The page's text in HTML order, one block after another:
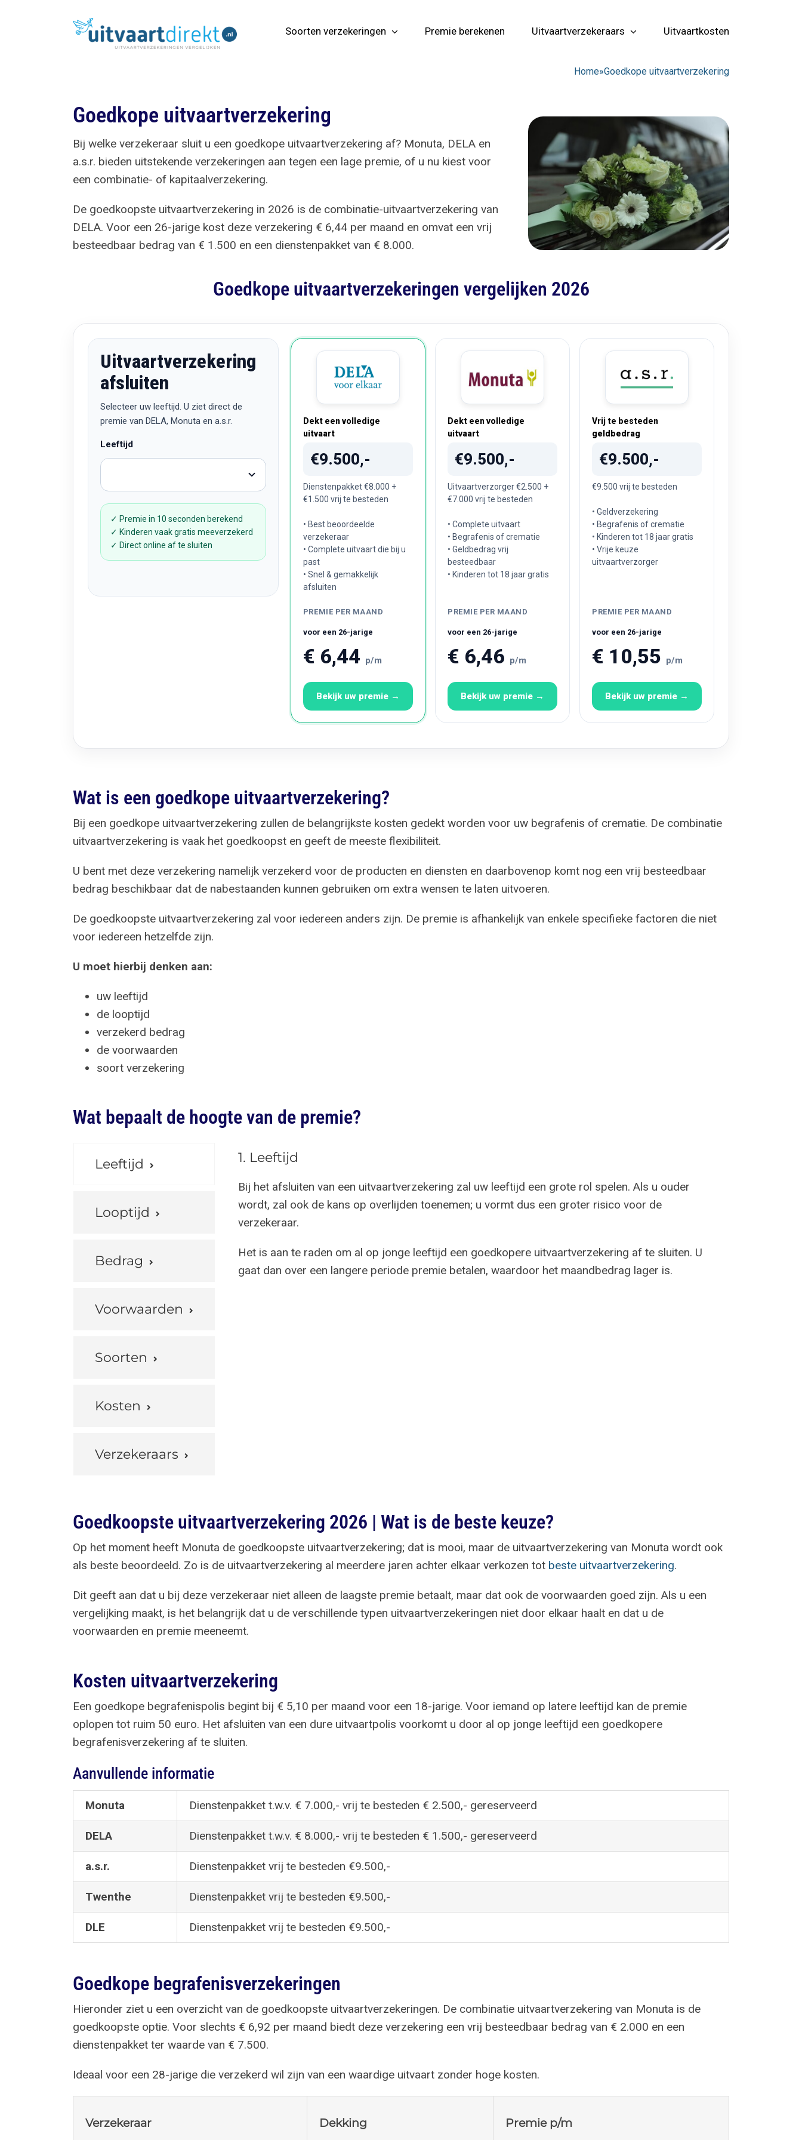
Soorten verzekeringen Premie berekenen Uitvaartverzekeraars Uitvaartkosten
Home»Goedkope uitvaartverzekering
Goedkope uitvaartverzekering
Bij welke verzekeraar sluit u een goedkope uitvaartverzekering af? Monuta, DELA en
a.s.r. bieden uitstekende verzekeringen aan tegen een lage premie, of u nu kiest voor
een combinatie- of kapitaalverzekering.
De goedkoopste uitvaartverzekering in 2026 is de combinatie-uitvaartverzekering van
DELA. Voor een 26-jarige kost deze verzekering € 6,44 per maand en omvat een vrij
besteedbaar bedrag van € 1.500 en een dienstenpakket van € 8.000.
Goedkope uitvaartverzekeringen vergelijken 2026
Uitvaartverzekering
afsluiten
Selecteer uw leeftijd. U ziet direct de
premie van DELA, Monuta en a.s.r.
Leeftijd
✓ Premie in 10 seconden berekend
✓ Kinderen vaak gratis meeverzekerd
✓ Direct online af te sluiten
Dekt een volledige
uitvaart
€9.500,-
Dienstenpakket €8.000 +
€1.500 vrij te besteden
• Best beoordeelde
verzekeraar
• Complete uitvaart die bij u
past
• Snel & gemakkelijk
afsluiten
PREMIE PER MAAND
voor een 26-jarige
€ 6,44 p/m
Bekijk uw premie →
Dekt een volledige
uitvaart
€9.500,-
Uitvaartverzorger €2.500 +
€7.000 vrij te besteden
• Complete uitvaart
• Begrafenis of crematie
• Geldbedrag vrij
besteedbaar
• Kinderen tot 18 jaar gratis
PREMIE PER MAAND
voor een 26-jarige
€ 6,46 p/m
Bekijk uw premie →
Vrij te besteden
geldbedrag
€9.500,-
€9.500 vrij te besteden
• Geldverzekering
• Begrafenis of crematie
• Kinderen tot 18 jaar gratis
• Vrije keuze
uitvaartverzorger
PREMIE PER MAAND
voor een 26-jarige
€ 10,55 p/m
Bekijk uw premie →
Wat is een goedkope uitvaartverzekering?
Bij een goedkope uitvaartverzekering zullen de belangrijkste kosten gedekt worden voor uw begrafenis of crematie. De combinatie
uitvaartverzekering is vaak het goedkoopst en geeft de meeste flexibiliteit.
U bent met deze verzekering namelijk verzekerd voor de producten en diensten en daarbovenop komt nog een vrij besteedbaar
bedrag beschikbaar dat de nabestaanden kunnen gebruiken om extra wensen te laten uitvoeren.
De goedkoopste uitvaartverzekering zal voor iedereen anders zijn. De premie is afhankelijk van enkele specifieke factoren die niet
voor iedereen hetzelfde zijn.
U moet hierbij denken aan:
uw leeftijd
de looptijd
verzekerd bedrag
de voorwaarden
soort verzekering
Wat bepaalt de hoogte van de premie?
Leeftijd
Looptijd
Bedrag
Voorwaarden
Soorten
Kosten
Verzekeraars
1. Leeftijd
Bij het afsluiten van een uitvaartverzekering zal uw leeftijd een grote rol spelen. Als u ouder
wordt, zal ook de kans op overlijden toenemen; u vormt dus een groter risico voor de
verzekeraar.
Het is aan te raden om al op jonge leeftijd een goedkopere uitvaartverzekering af te sluiten. U
gaat dan over een langere periode premie betalen, waardoor het maandbedrag lager is.
Goedkoopste uitvaartverzekering 2026 | Wat is de beste keuze?
Op het moment heeft Monuta de goedkoopste uitvaartverzekering; dat is mooi, maar de uitvaartverzekering van Monuta wordt ook
als beste beoordeeld. Zo is de uitvaartverzekering al meerdere jaren achter elkaar verkozen tot beste uitvaartverzekering.
Dit geeft aan dat u bij deze verzekeraar niet alleen de laagste premie betaalt, maar dat ook de voorwaarden goed zijn. Als u een
vergelijking maakt, is het belangrijk dat u de verschillende typen uitvaartverzekeringen niet door elkaar haalt en dat u de
voorwaarden en premie meeneemt.
Kosten uitvaartverzekering
Een goedkope begrafenispolis begint bij € 5,10 per maand voor een 18-jarige. Voor iemand op latere leeftijd kan de premie
oplopen tot ruim 50 euro. Het afsluiten van een dure uitvaartpolis voorkomt u door al op jonge leeftijd een goedkopere
begrafenisverzekering af te sluiten.
Aanvullende informatie
Monuta Dienstenpakket t.w.v. € 7.000,- vrij te besteden € 2.500,- gereserveerd
DELA Dienstenpakket t.w.v. € 8.000,- vrij te besteden € 1.500,- gereserveerd
a.s.r. Dienstenpakket vrij te besteden €9.500,-
Twenthe Dienstenpakket vrij te besteden €9.500,-
DLE Dienstenpakket vrij te besteden €9.500,-
Goedkope begrafenisverzekeringen
Hieronder ziet u een overzicht van de goedkoopste uitvaartverzekeringen. De combinatie uitvaartverzekering van Monuta is de
goedkoopste optie. Voor slechts € 6,92 per maand biedt deze verzekering een vrij besteedbaar bedrag van € 2.000 en een
dienstenpakket ter waarde van € 7.500.
Ideaal voor een 28-jarige die verzekerd wil zijn van een waardige uitvaart zonder hoge kosten.
Verzekeraar Dekking Premie p/m